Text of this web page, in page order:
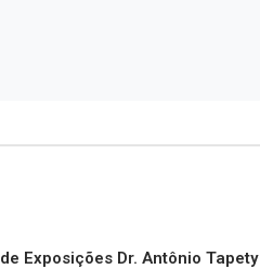
Exposições Dr. Antônio Tapety